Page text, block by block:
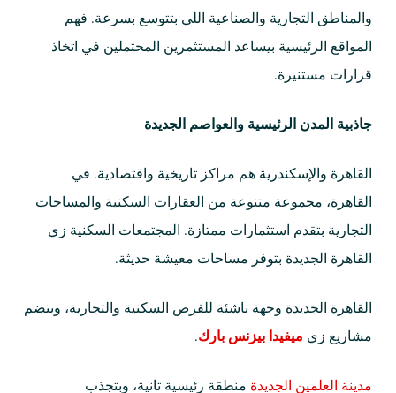
والمناطق التجارية والصناعية اللي بتتوسع بسرعة. فهم
المواقع الرئيسية بيساعد المستثمرين المحتملين في اتخاذ
قرارات مستنيرة.
جاذبية المدن الرئيسية والعواصم الجديدة
القاهرة والإسكندرية هم مراكز تاريخية واقتصادية. في
القاهرة، مجموعة متنوعة من العقارات السكنية والمساحات
التجارية بتقدم استثمارات ممتازة. المجتمعات السكنية زي
القاهرة الجديدة بتوفر مساحات معيشة حديثة.
القاهرة الجديدة وجهة ناشئة للفرص السكنية والتجارية، وبتضم
مشاريع زي ميفيدا بيزنس بارك.
مدينة العلمين الجديدة منطقة رئيسية تانية، وبتجذب